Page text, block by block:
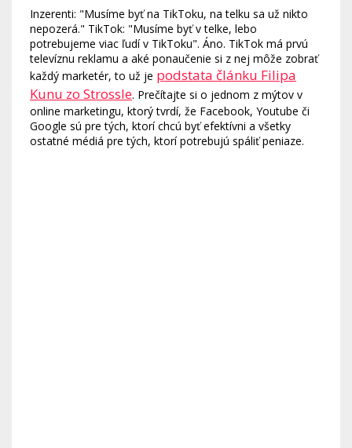
Inzerenti: "Musíme byť na TikToku, na telku sa už nikto
nepozerá." TikTok: "Musíme byť v telke, lebo
potrebujeme viac ľudí v TikToku". Áno. TikTok má prvú
televíznu reklamu a aké ponaučenie si z nej môže zobrať
každý marketér, to už je podstata článku Filipa
Kunu zo Strossle. Prečítajte si o jednom z mýtov v
online marketingu, ktorý tvrdí, že Facebook, Youtube či
Google sú pre tých, ktorí chcú byť efektívni a všetky
ostatné médiá pre tých, ktorí potrebujú spáliť peniaze.